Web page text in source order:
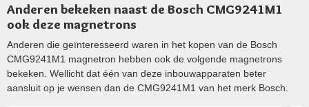
Anderen bekeken naast de Bosch CMG9241M1
ook deze magnetrons
Anderen die geïnteresseerd waren in het kopen van de Bosch
CMG9241M1 magnetron hebben ook de volgende magnetrons
bekeken. Wellicht dat één van deze inbouwapparaten beter
aansluit op je wensen dan de CMG9241M1 van het merk Bosch.